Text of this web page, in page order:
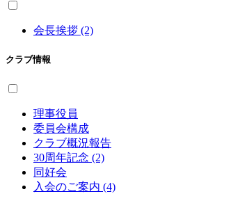
会長挨拶 (2)
クラブ情報
理事役員
委員会構成
クラブ概況報告
30周年記念 (2)
同好会
入会のご案内 (4)